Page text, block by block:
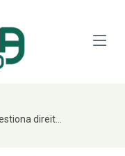
direit...